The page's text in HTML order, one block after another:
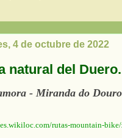
4 de octubre de 2022
natural del
- Miranda do Douro
rutas-mountain-